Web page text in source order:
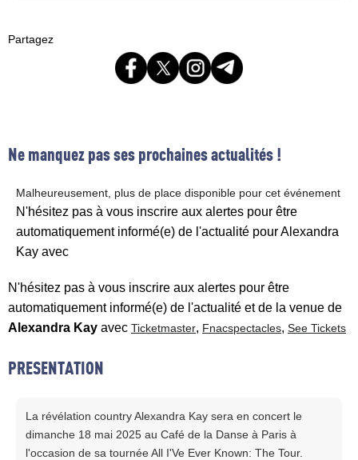
Partagez
Ne manquez pas ses prochaines actualités !
Malheureusement, plus de place disponible pour cet événement
N'hésitez pas à vous inscrire aux alertes pour être
automatiquement informé(e) de l'actualité pour Alexandra
Kay avec
N'hésitez pas à vous inscrire aux alertes pour être
automatiquement informé(e) de l'actualité et de la venue de
Alexandra Kay avec Ticketmaster, Fnacspectacles, See Tickets
PRESENTATION
La révélation country Alexandra Kay sera en concert le
dimanche 18 mai 2025 au Café de la Danse à Paris à
l'occasion de sa tournée All I'Ve Ever Known: The Tour.